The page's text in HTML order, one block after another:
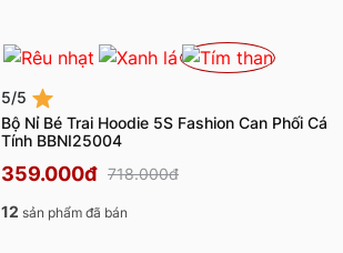
5/5
Bộ Nỉ Bé Trai Hoodie 5S Fashion Can Phối Cá
Tính BBNI25004
359.000đ 718.000đ
12 sản phẩm đã bán